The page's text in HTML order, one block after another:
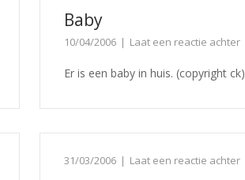
Baby
10/04/2006 Laat een reactie achter
Er is een baby in huis. (copyright ck)
31/03/2006 Laat een reactie achter